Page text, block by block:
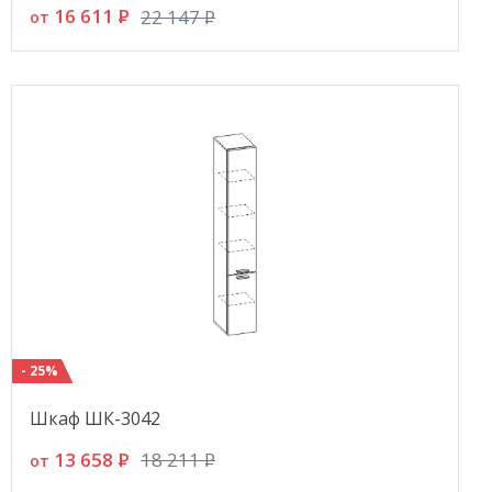
от 16 611 P 22 147P
- 25%
Шкаф ШК-3042
от 13 658 P 18 211P